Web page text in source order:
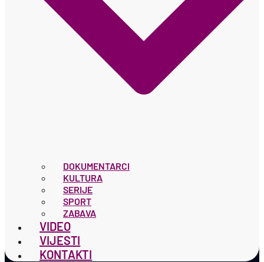
DOKUMENTARCI
KULTURA
SERIJE
SPORT
ZABAVA
VIDEO
VIJESTI
KONTAKTI